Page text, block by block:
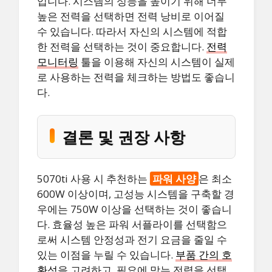
높은 전력을 선택하면 전력 낭비로 이어질
수 있습니다. 따라서 자신의 시스템에 적합
한 전력을 선택하는 것이 중요합니다. 전력
모니터링 툴을 이용해 자신의 시스템이 실제
로 사용하는 전력을 체크하는 방법도 좋습니
다.
결론 및 권장 사항
5070ti 사용 시 추천하는 파워 사양 은 최소
600W 이상이며, 고성능 시스템을 구축할 경
우에는 750W 이상을 선택하는 것이 좋습니
다. 효율성 높은 파워 서플라이를 선택함으
로써 시스템 안정성과 전기 요금을 줄일 수
있는 이점을 누릴 수 있습니다. 부품 간의 호